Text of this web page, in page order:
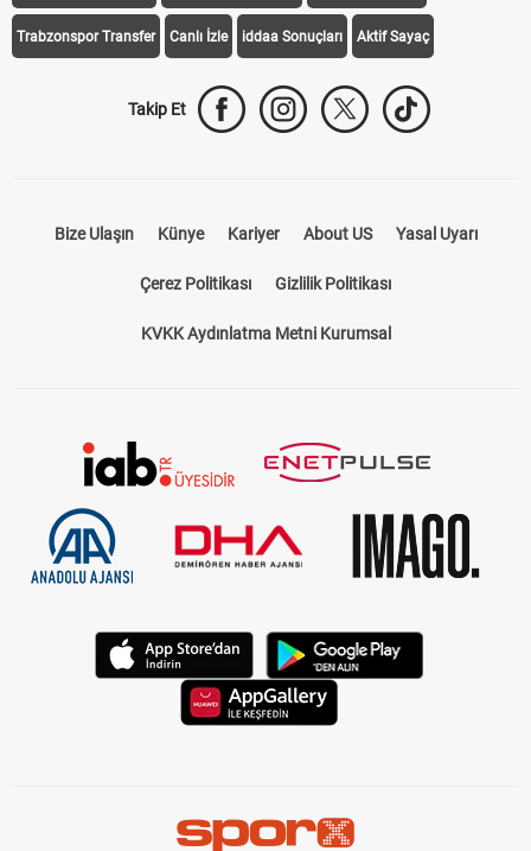
Trabzonspor Transfer Canlı İzle iddaa Sonuçları Aktif Sayaç
Takip Et
Bize Ulaşın Künye Kariyer About US Yasal Uyarı
Çerez Politikası Gizlilik Politikası
KVKK Aydınlatma Metni Kurumsal